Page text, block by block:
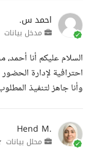
احمد س.
مدخل بيانات
احترافية لإدارة
وأنا جاهز لتنفيذ
Hend M.
محلل بيانات